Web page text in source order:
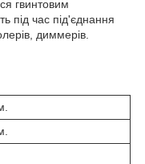
гвинтовим
під час під'єднання
диммерів.